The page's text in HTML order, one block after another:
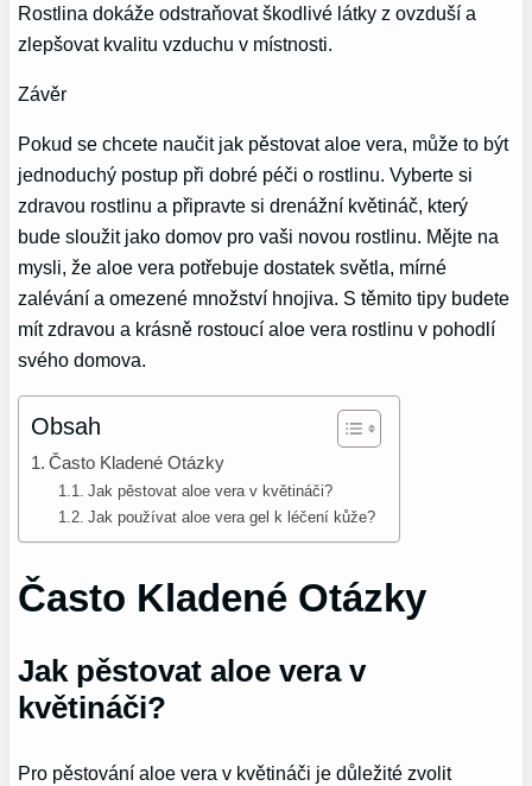
Rostlina dokáže odstraňovat škodlivé látky z ovzduší a
zlepšovat kvalitu vzduchu v místnosti.
Závěr
Pokud se chcete naučit jak pěstovat aloe vera, může to být
jednoduchý postup při dobré péči o rostlinu. Vyberte si
zdravou rostlinu a připravte si drenážní květináč, který
bude sloužit jako domov pro vaši novou rostlinu. Mějte na
mysli, že aloe vera potřebuje dostatek světla, mírné
zalévání a omezené množství hnojiva. S těmito tipy budete
mít zdravou a krásně rostoucí aloe vera rostlinu v pohodlí
svého domova.
Obsah
Často Kladené Otázky
Jak pěstovat aloe vera v květináči?
Jak používat aloe vera gel k léčení kůže?
Často Kladené Otázky
Jak pěstovat aloe vera v
květináči?
Pro pěstování aloe vera v květináči je důležité zvolit